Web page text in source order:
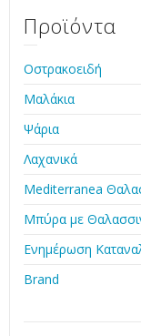
Προϊόντα
Οστρακοειδή
Μαλάκια
Ψάρια
Λαχανικά
Mediterranea
Μπύρα με
Ενημέρωση
Brand